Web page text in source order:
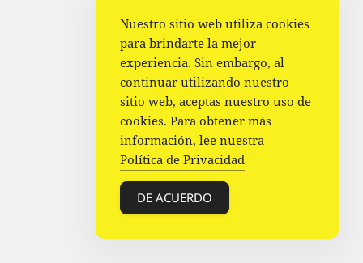
Nuestro sitio web utiliza cookies
para brindarte la mejor
experiencia. Sin embargo, al
continuar utilizando nuestro
sitio web, aceptas nuestro uso de
cookies. Para obtener más
información, lee nuestra
Política de Privacidad
DE ACUERDO